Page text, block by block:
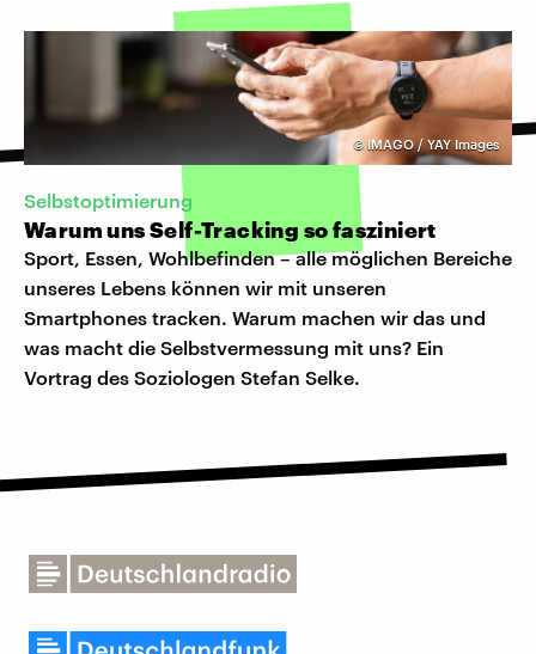
© IMAGO / YAY Images
Selbstoptimierung
Warum uns Self-Tracking so fasziniert
Sport, Essen, Wohlbefinden – alle möglichen Bereiche
unseres Lebens können wir mit unseren
Smartphones tracken. Warum machen wir das und
was macht die Selbstvermessung mit uns? Ein
Vortrag des Soziologen Stefan Selke.